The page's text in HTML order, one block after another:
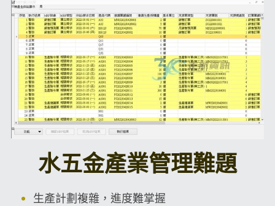
水五金產業管理難題
生產計劃複雜，進度難掌握